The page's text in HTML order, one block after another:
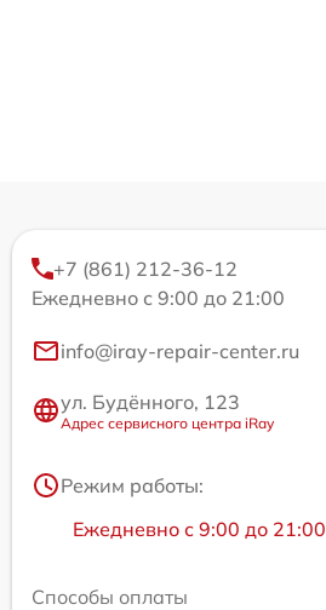
+7 (861) 212-36-12
Ежедневно с 9:00 до 21:00
info@iray-repair-center.ru
ул. Будённого, 123
Адрес сервисного центра iRay
Режим работы:
Ежедневно с 9:00 до 21:00
Способы оплаты